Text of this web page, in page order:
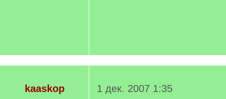
kaaskop
1 дек. 2007 1:35